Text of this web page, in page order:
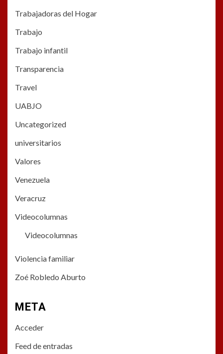
Trabajadoras del Hogar
Trabajo
Trabajo infantil
Transparencia
Travel
UABJO
Uncategorized
universitarios
Valores
Venezuela
Veracruz
Videocolumnas
Videocolumnas
Violencia familiar
Zoé Robledo Aburto
META
Acceder
Feed de entradas